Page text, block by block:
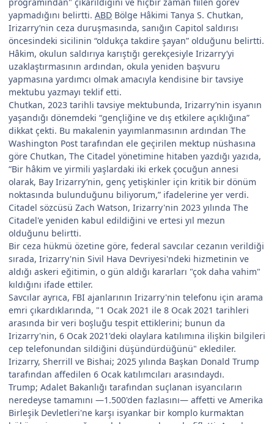
yapmadığını belirtti. ABD Bölge Hâkimi Tanya S. Chutkan,
Irizarry’nin ceza duruşmasında, sanığın Capitol saldırısı
öncesindeki sicilinin “oldukça takdire şayan” olduğunu belirtti.
Hâkim, okulun saldırıya karıştığı gerekçesiyle Irizarry’yi
uzaklaştırmasının ardından, okula yeniden başvuru
yapmasına yardımcı olmak amacıyla kendisine bir tavsiye
mektubu yazmayı teklif etti.
Chutkan, 2023 tarihli tavsiye mektubunda, Irizarry’nin isyanın
yaşandığı dönemdeki “gençliğine ve dış etkilere açıklığına”
dikkat çekti. Bu makalenin yayımlanmasının ardından The
Washington Post tarafından ele geçirilen mektup nüshasına
göre Chutkan, The Citadel yönetimine hitaben yazdığı yazıda,
“Bir hâkim ve yirmili yaşlardaki iki erkek çocuğun annesi
olarak, Bay Irizarry’nin, genç yetişkinler için kritik bir dönüm
noktasında bulunduğunu biliyorum,” ifadelerine yer verdi.
Citadel sözcüsü Zach Watson, Irizarry'nin 2023 yılında The
Citadel'e yeniden kabul edildiğini ve ertesi yıl mezun
olduğunu belirtti.
Bir ceza hükmü özetine göre, federal savcılar cezanın verildiği
sırada, Irizarry'nin Sivil Hava Devriyesi'ndeki hizmetinin ve
aldığı askeri eğitimin, o gün aldığı kararları "çok daha vahim"
kıldığını ifade ettiler.
Savcılar ayrıca, FBI ajanlarının Irizarry'nin telefonu için arama
emri çıkardıklarında, "1 Ocak 2021 ile 8 Ocak 2021 tarihleri
arasında bir veri boşluğu tespit ettiklerini; bunun da
Irizarry'nin, 6 Ocak 2021'deki olaylara katılımına ilişkin bilgileri
cep telefonundan sildiğini düşündürdüğünü" eklediler.
Irizarry, Sherrill ve Bishai; 2025 yılında Başkan Donald Trump
tarafından affedilen 6 Ocak katılımcıları arasındaydı.
Trump; Adalet Bakanlığı tarafından suçlanan isyancıların
neredeyse tamamını —1.500'den fazlasını— affetti ve Amerika
Birleşik Devletleri'ne karşı isyankar bir komplo kurmaktan